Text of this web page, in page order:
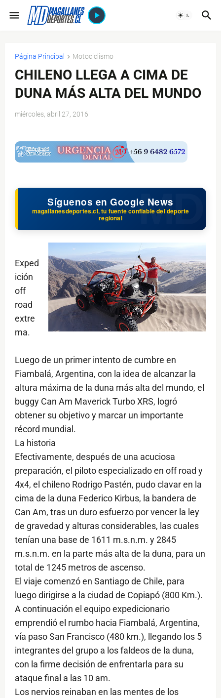
Página Principal Motociclismo
CHILENO LLEGA A CIMA DE
DUNA MÁS ALTA DEL MUNDO
miércoles, abril 27, 2016
Síguenos en Google News
magallanesdeportes.cl, tu fuente confiable del deporte
regional
Exped
ición
off
road
extre
ma.
Luego de un primer intento de cumbre en
Fiambalá, Argentina, con la idea de alcanzar la
altura máxima de la duna más alta del mundo, el
buggy Can Am Maverick Turbo XRS, logró
obtener su objetivo y marcar un importante
récord mundial.
La historia
Efectivamente, después de una acuciosa
preparación, el piloto especializado en off road y
4x4, el chileno Rodrigo Pastén, pudo clavar en la
cima de la duna Federico Kirbus, la bandera de
Can Am, tras un duro esfuerzo por vencer la ley
de gravedad y alturas considerables, las cuales
tenían una base de 1611 m.s.n.m. y 2845
m.s.n.m. en la parte más alta de la duna, para un
total de 1245 metros de ascenso.
El viaje comenzó en Santiago de Chile, para
luego dirigirse a la ciudad de Copiapó (800 Km.).
A continuación el equipo expedicionario
emprendió el rumbo hacia Fiambalá, Argentina,
vía paso San Francisco (480 km.), llegando los 5
integrantes del grupo a los faldeos de la duna,
con la firme decisión de enfrentarla para su
ataque final a las 10 am.
Los nervios reinaban en las mentes de los